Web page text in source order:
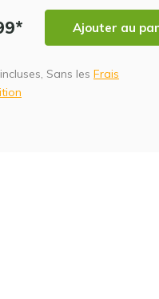
Ajouter au
Sans les Frais